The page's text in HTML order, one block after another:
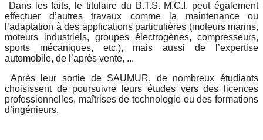
Dans les faits, le titulaire du B.T.S. M.C.I. peut également
effectuer d’autres travaux comme la maintenance ou
l’adaptation à des applications particulières (moteurs marins,
moteurs industriels, groupes électrogènes, compresseurs,
sports mécaniques, etc.), mais aussi de l’expertise
automobile, de l’après vente, ...
Après leur sortie de SAUMUR, de nombreux étudiants
choisissent de poursuivre leurs études vers des licences
professionnelles, maîtrises de technologie ou des formations
d’ingénieurs.